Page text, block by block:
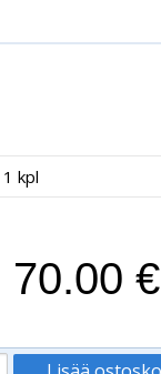
1 kpl
70.00 €